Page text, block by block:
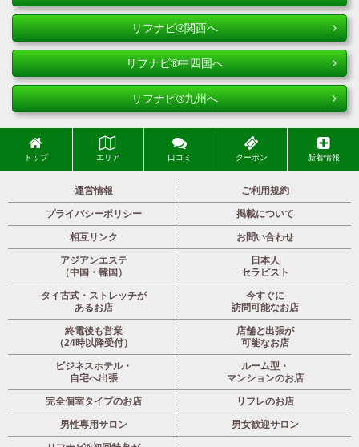
リフナビ®関西へ
リフナビ®中四国へ
リフナビ®九州へ
トップ エリア 口コミ クーポン 新着情報
運営情報 ご利用規約
プライバシーポリシー 掲載について
相互リンク お問い合わせ
アジアンエステ
（中国・韓国）
日本人
セラピスト
タイ古式・ストレッチが
あるお店
今すぐに
訪問可能なお店
終電後も営業
（24時以降受付）
店舗と出張が
可能なお店
ビジネスホテル・
自宅へ出張
ルーム型・
マンションのお店
完全個室タイプのお店 リフレのお店
男性専用サロン 男女歓迎サロン